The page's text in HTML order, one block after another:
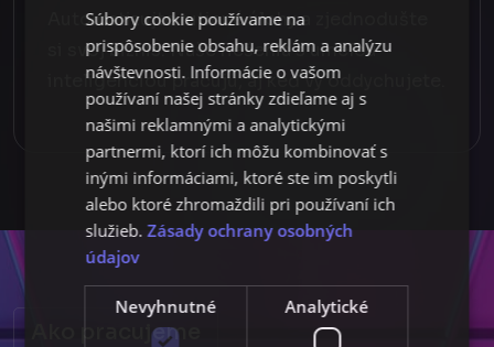
Automatizujte rutinné úlohy a zjednodušte
si svoj biznis. Naše riešenia s umelou
inteligenciou pracujú, aj keď vy oddychujete.
Ako pracujeme
Súbory cookie používame na
prispôsobenie obsahu, reklám a analýzu
návštevnosti. Informácie o vašom
používaní našej stránky zdieľame aj s
našimi reklamnými a analytickými
partnermi, ktorí ich môžu kombinovať s
inými informáciami, ktoré ste im poskytli
alebo ktoré zhromaždili pri používaní ich
služieb.Zásady ochrany osobných
údajov
Nevyhnutné Analytické
Dobrý deň. Ako vám môžem pomôcť?